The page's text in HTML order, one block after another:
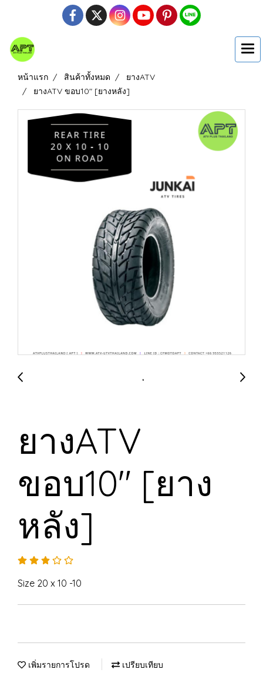
หน้าแรก สินค้าทั้งหมด
ยางATV
ยางATV ขอบ10" [ยางหลัง]
ยางATV
ขอบ10" [ยาง
หลัง]
Size 20 x 10 -10
เพิ่มรายการโปรด เปรียบเทียบ